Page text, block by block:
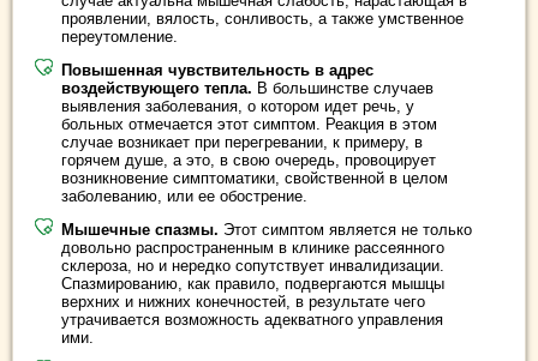
проявлении, вялость, сонливость, а также умственное
переутомление.
Повышенная чувствительность в адрес
воздействующего тепла. В большинстве случаев
выявления заболевания, о котором идет речь, у
больных отмечается этот симптом. Реакция в этом
случае возникает при перегревании, к примеру, в
горячем душе, а это, в свою очередь, провоцирует
возникновение симптоматики, свойственной в целом
заболеванию, или ее обострение.
Мышечные спазмы. Этот симптом является не только
довольно распространенным в клинике рассеянного
склероза, но и нередко сопутствует инвалидизации.
Спазмированию, как правило, подвергаются мышцы
верхних и нижних конечностей, в результате чего
утрачивается возможность адекватного управления
ими.